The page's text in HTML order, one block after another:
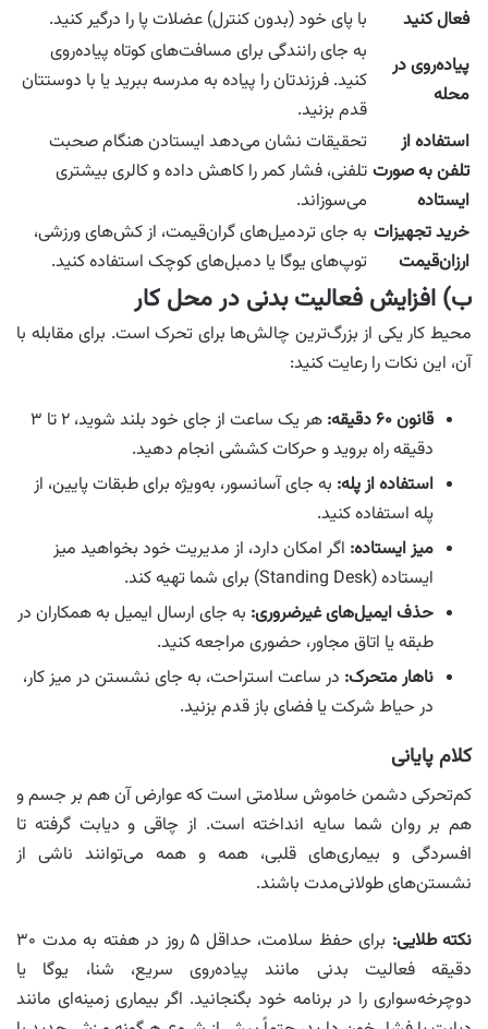
فعال کنید
با پای خود (بدون کنترل) عضلات پا را درگیر کنید.
پیاده‌روی در
محله
به جای رانندگی برای مسافت‌های کوتاه پیاده‌روی
کنید. فرزندتان را پیاده به مدرسه ببرید یا با دوستتان
قدم بزنید.
استفاده از
تلفن به صورت
ایستاده
تحقیقات نشان می‌دهد ایستادن هنگام صحبت
تلفنی، فشار کمر را کاهش داده و کالری بیشتری
می‌سوزاند.
خرید تجهیزات
ارزان‌قیمت
به جای تردمیل‌های گران‌قیمت، از کش‌های ورزشی،
توپ‌های یوگا یا دمبل‌های کوچک استفاده کنید.
ب) افزایش فعالیت بدنی در محل کار
محیط کار یکی از بزرگ‌ترین چالش‌ها برای تحرک است. برای مقابله با
آن، این نکات را رعایت کنید:
قانون ۶۰ دقیقه:
هر یک ساعت از جای خود بلند شوید، ۲ تا ۳
دقیقه راه بروید و حرکات کششی انجام دهید.
استفاده از پله: به جای آسانسور، به‌ویژه برای طبقات پایین، از
پله استفاده کنید.
میز ایستاده: اگر امکان دارد، از مدیریت خود بخواهید میز
ایستاده (Standing Desk) برای شما تهیه کند.
حذف ایمیل‌های غیرضروری: به جای ارسال ایمیل به همکاران در
طبقه یا اتاق مجاور، حضوری مراجعه کنید.
ناهار متحرک: در ساعت استراحت، به جای نشستن در میز کار،
در حیاط شرکت یا فضای باز قدم بزنید.
کلام پایانی
کم‌تحرکی دشمن خاموش سلامتی است که عوارض آن هم بر جسم و
هم بر روان شما سایه انداخته است. از چاقی و دیابت گرفته تا
افسردگی و بیماری‌های قلبی، همه و همه می‌توانند ناشی از
نشستن‌های طولانی‌مدت باشند.
نکته طلایی:
برای حفظ سلامت، حداقل ۵ روز در هفته به مدت ۳۰
دقیقه فعالیت بدنی مانند پیاده‌روی سریع، شنا، یوگا یا
دوچرخه‌سواری را در برنامه خود بگنجانید. اگر بیماری زمینه‌ای مانند